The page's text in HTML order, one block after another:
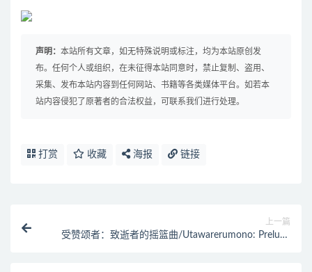
声明： 本站所有文章，如无特殊说明或标注，均为本站原创发
布。任何个人或组织，在未征得本站同意时，禁止复制、盗用、
采集、发布本站内容到任何网站、书籍等各类媒体平台。如若本
站内容侵犯了原著者的合法权益，可联系我们进行处理。
打赏 收藏 海报 链接
上一篇
受赞颂者：致逝者的摇篮曲/Utawarerumono: Prelude